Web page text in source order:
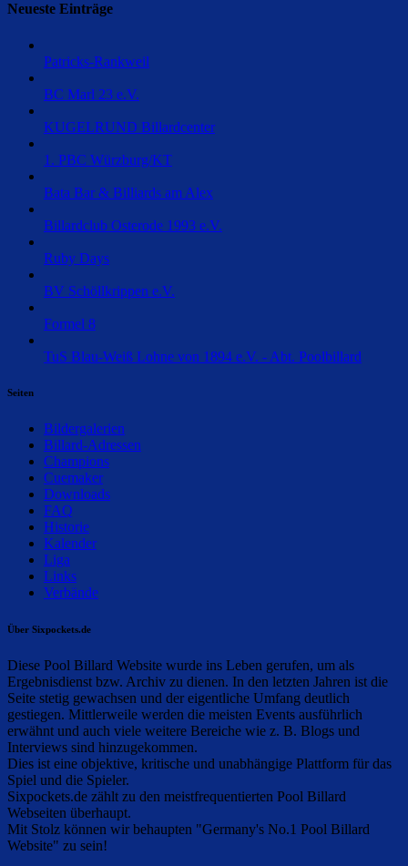
Neueste Einträge
Patricks-Rankweil
BC Marl 23 e.V.
KUGELRUND Billardcenter
1. PBC Würzburg/KT
Bata Bar & Billiards am Alex
Billardclub Osterode 1993 e.V.
Ruby Days
BV Schöllkrippen e.V.
Formel 8
TuS Blau-Weiß Lohne von 1894 e.V. - Abt. Poolbillard
Seiten
Bildergalerien
Billard-Adressen
Champions
Cuemaker
Downloads
FAQ
Historie
Kalender
Liga
Links
Verbände
Über Sixpockets.de
Diese Pool Billard Website wurde ins Leben gerufen, um als
Ergebnisdienst bzw. Archiv zu dienen. In den letzten Jahren ist die
Seite stetig gewachsen und der eigentliche Umfang deutlich
gestiegen. Mittlerweile werden die meisten Events ausführlich
erwähnt und auch viele weitere Bereiche wie z. B. Blogs und
Interviews sind hinzugekommen.
Dies ist eine objektive, kritische und unabhängige Plattform für das
Spiel und die Spieler.
Sixpockets.de zählt zu den meistfrequentierten Pool Billard
Webseiten überhaupt.
Mit Stolz können wir behaupten "Germany's No.1 Pool Billard
Website" zu sein!